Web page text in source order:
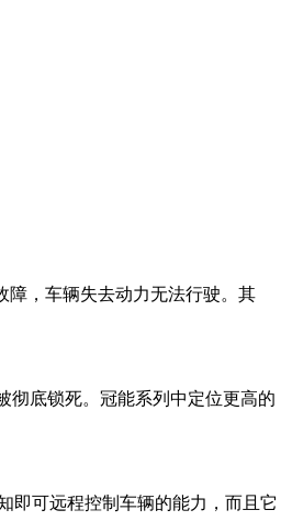
障，车辆失去动力无法行驶。其
彻底锁死。冠能系列中定位更高的
即可远程控制车辆的能力，而且它